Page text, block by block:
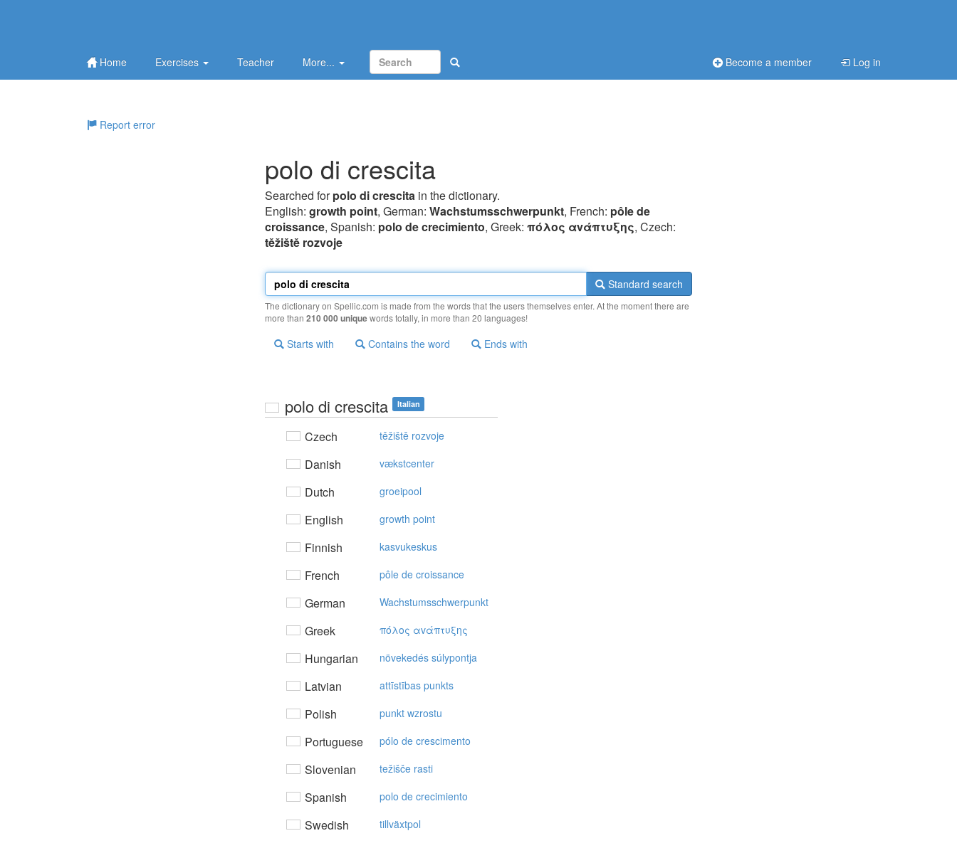
Home Exercises Teacher More... Become a member Log in
Report error
polo di crescita
Searched forpolo di crescita in the dictionary.
English: growth point, German: Wachstumsschwerpunkt, French: pôle de
croissance, Spanish: polo de crecimiento, Greek: πόλoς αvάπτυξης, Czech:
těžiště rozvoje
Standard search
The dictionary on Spellic.com is made from the words that the users themselves enter. At the moment there are
more than 210 000 uniquewords totally, in more than 20 languages!
Starts with Contains the word Ends with
polo di crescita Italian
Czech těžiště rozvoje
Danish vækstcenter
Dutch groeipool
English growth point
Finnish kasvukeskus
French pôle de croissance
German Wachstumsschwerpunkt
Greek πόλoς αvάπτυξης
Hungarian növekedés súlypontja
Latvian attīstības punkts
Polish punkt wzrostu
Portuguese pólo de crescimento
Slovenian težišče rasti
Spanish polo de crecimiento
Swedish tillväxtpol